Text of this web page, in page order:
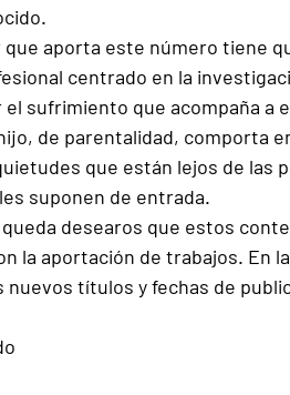
que aporta este número tiene
centrado en la
el sufrimiento que acompaña a
de parentalidad, comporta
que están lejos de las
suponen de entrada.
desearos que estos
la aportación de trabajos. En
nuevos títulos y fechas de